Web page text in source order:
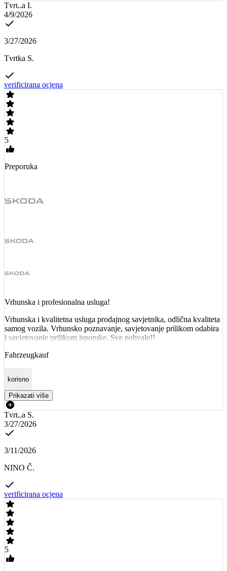
Tvrtka I.
4/9/2026
3/27/2026
Tvrtka S.
verificirana ocjena
5
Preporuka
Vrhunska i profesionalna usluga!
Vrhunska i kvalitetna usluga prodajnog savjetnika, odlična kvaliteta
samog vozila. Vrhunsko poznavanje, savjetovanje prilikom odabira
i savjetovanje prilikom isporuke. Sve pohvale!!
Fahrzeugkauf
korisno
Prikazati više
Tvrtka S.
3/27/2026
3/11/2026
NINO Č.
verificirana ocjena
5